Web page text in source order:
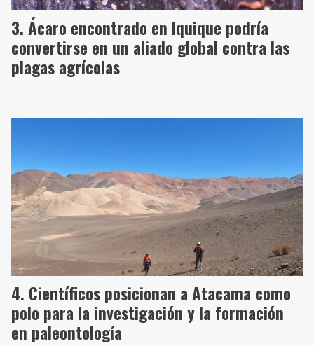
Ácaro encontrado en Iquique podría
convertirse en un aliado global contra las
plagas agrícolas
Científicos posicionan a Atacama como
polo para la investigación y la formación
en paleontología